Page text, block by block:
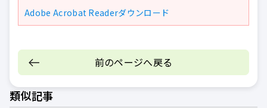
Adobe Acrobat Readerダウンロード
前のページへ戻る
類似記事